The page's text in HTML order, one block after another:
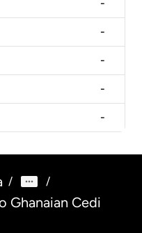
-
-
-
-
-
/ /
Ghanaian Cedi